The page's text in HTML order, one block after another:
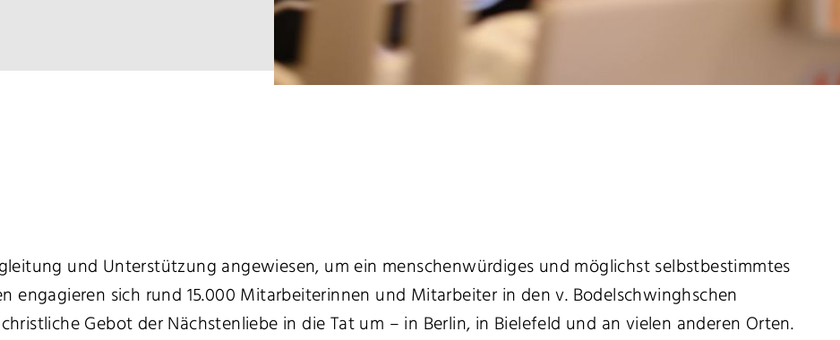
und Unterstützung angewiesen, um ein menschenwürdiges und möglichst selbstbestimmtes
engagieren sich rund 15.000 Mitarbeiterinnen und Mitarbeiter in den v. Bodelschwinghschen
Gebot der Nächstenliebe in die Tat um – in Berlin, in Bielefeld und an vielen anderen Orten.